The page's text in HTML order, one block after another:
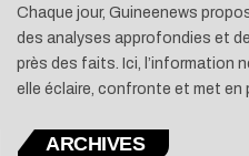
Chaque jour, Guineenews
des analyses approfondies et
près des faits. Ici, l’information
elle éclaire, confronte et met en
ARCHIVES